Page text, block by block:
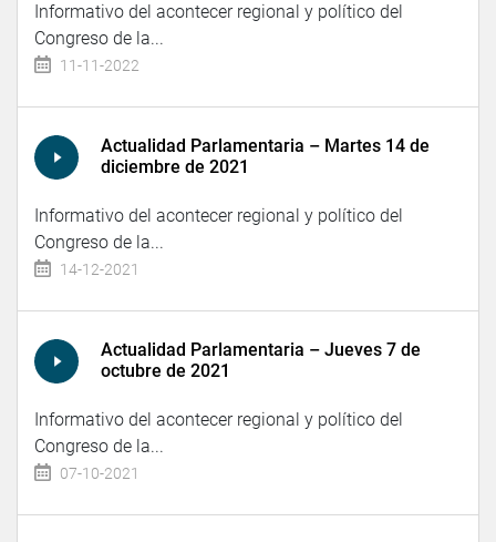
Informativo del acontecer regional y político del
Congreso de la...
11-11-2022
Actualidad Parlamentaria – Martes 14 de
diciembre de 2021
Informativo del acontecer regional y político del
Congreso de la...
14-12-2021
Actualidad Parlamentaria – Jueves 7 de
octubre de 2021
Informativo del acontecer regional y político del
Congreso de la...
07-10-2021